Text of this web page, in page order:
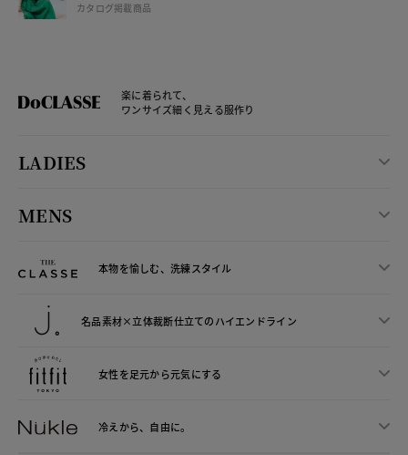
カタログ掲載商品
楽に着られて、
ワンサイズ細く見える服作り
LADIES
MENS
本物を愉しむ、洗練スタイル
名品素材×立体裁断仕立てのハイエンドライン
女性を足元から元気にする
冷えから、 自由に。